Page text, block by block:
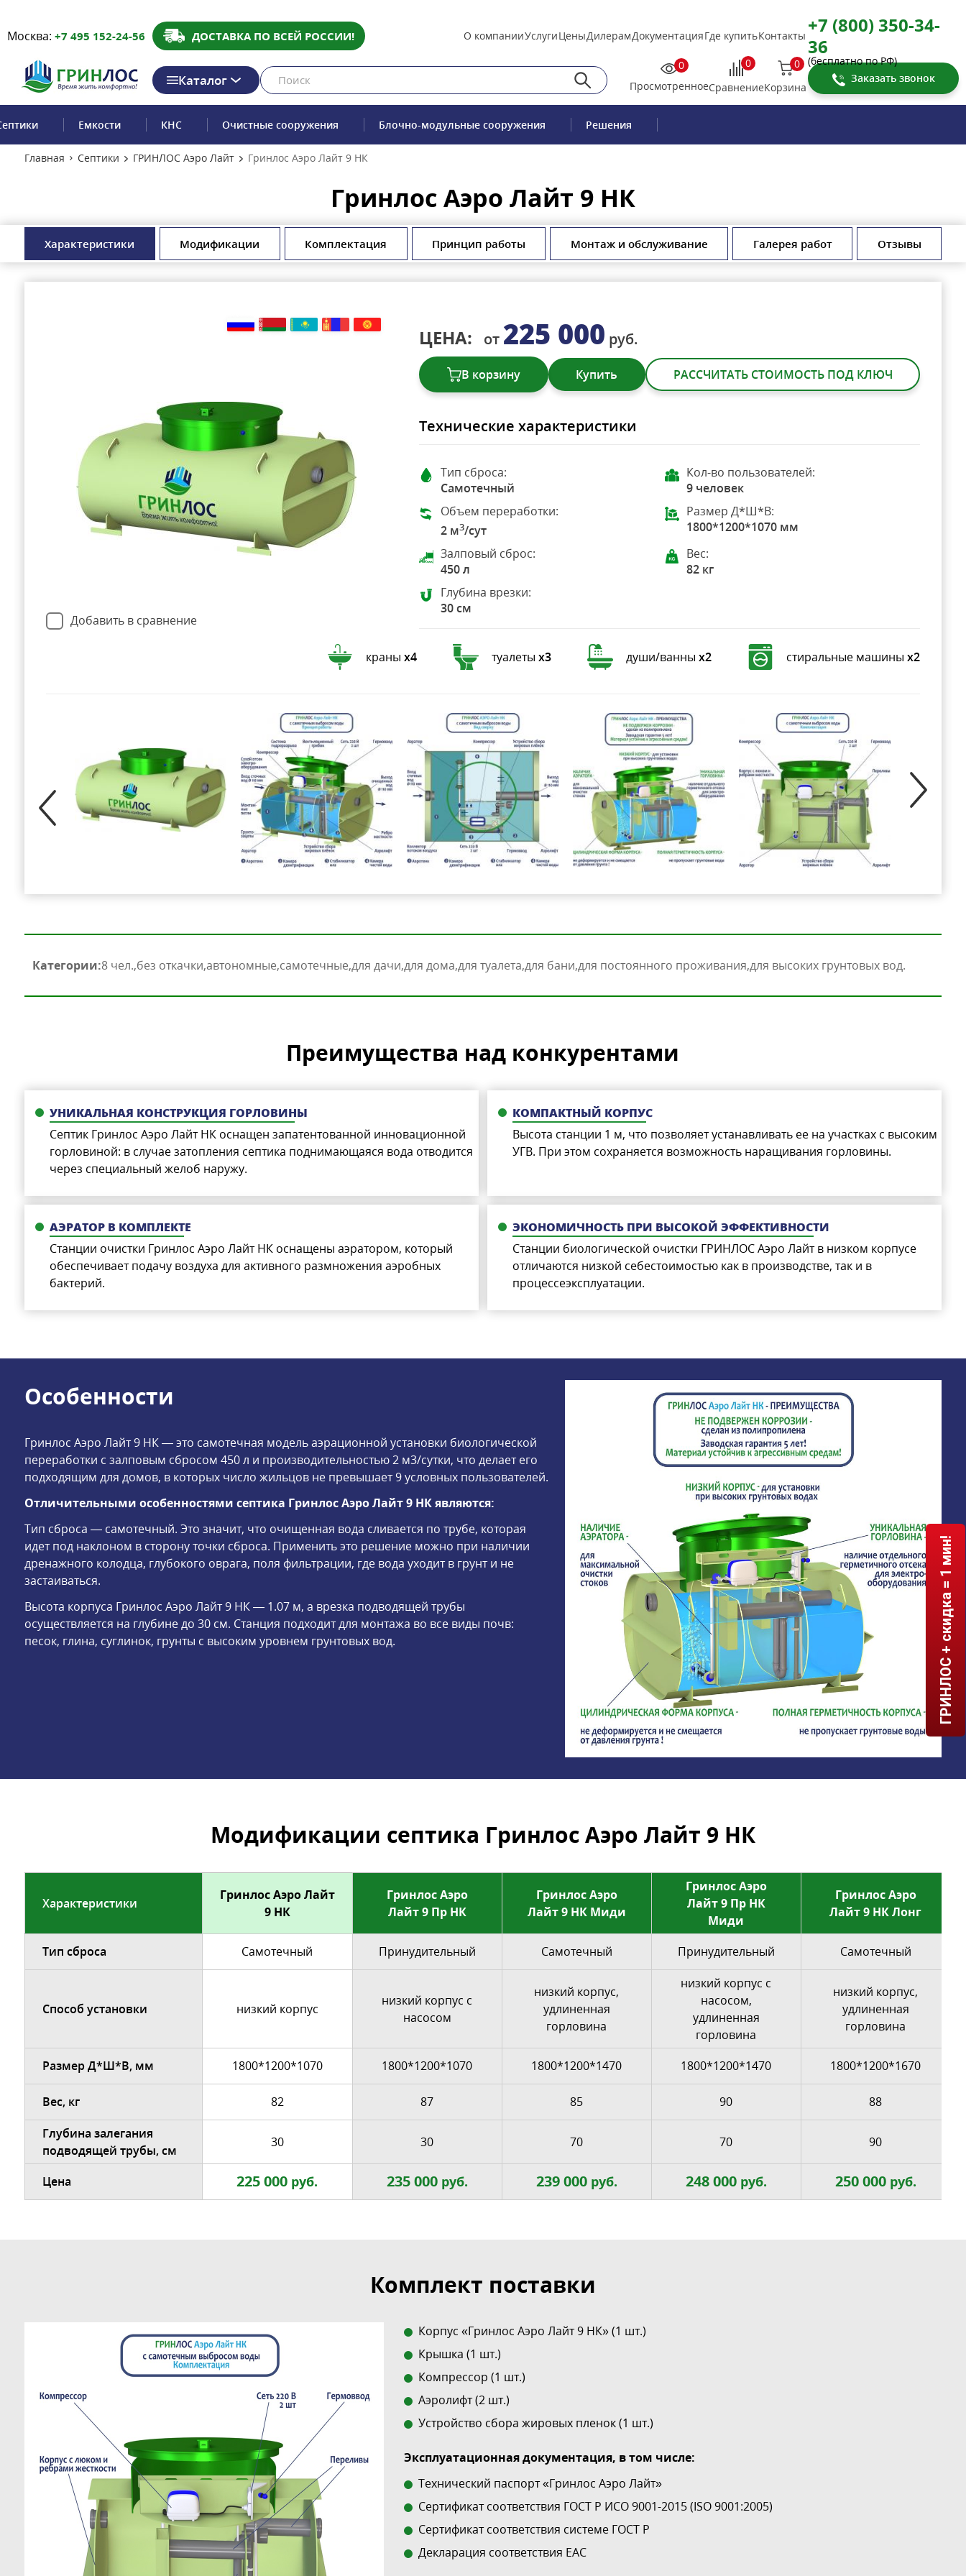
Москва: +7 495 152-24-56 ДОСТАВКА ПО ВСЕЙ РОССИИ! О компанииУслугиЦеныДилерамДокументацияГде купитьКонтакты +7 (800) 350-34-
36
(бесплатно по РФ)
Каталог
0
Просмотренное
0
Сравнение
0
Корзина
Заказать звонок
Емкости КНС Очистные сооружения Блочно-модульные сооружения Решения
Главная Септики ГРИНЛОС Аэро Лайт Гринлос Аэро Лайт 9 НК
Гринлос Аэро Лайт 9 НК
Характеристики Модификации Комплектация Принцип работы Монтаж и обслуживание Галерея работ Отзывы
Добавить в сравнение
ЦЕНА: от 225 000 руб.
В корзину Купить РАССЧИТАТЬ СТОИМОСТЬ ПОД КЛЮЧ
Технические характеристики
Тип сброса:
Самотечный
Кол-во пользователей:
9 человек
Объем переработки:
2 м3/сут
Размер Д*Ш*В:
1800*1200*1070 мм
Залповый сброс:
450 л
Вес:
82 кг
Глубина врезки:
30 см
краных4 туалетых3 души/ванных2 стиральные машиных2
Категории:8 чел. без откачки автономные самотечные для дачи для дома для туалета для бани для постоянного проживания для высоких грунтовых вод
Преимущества над конкурентами
УНИКАЛЬНАЯ КОНСТРУКЦИЯ ГОРЛОВИНЫ
Септик Гринлос Аэро Лайт НК оснащен запатентованной инновационной
горловиной: в случае затопления септика поднимающаяся вода отводится
через специальный желоб наружу.
КОМПАКТНЫЙ КОРПУС
Высота станции 1 м, что позволяет устанавливать ее на участках с высоким
УГВ. При этом сохраняется возможность наращивания горловины.
АЭРАТОР В КОМПЛЕКТЕ
Cтанции очистки Гринлос Аэро Лайт НК оснащены аэратором, который
обеспечивает подачу воздуха для активного размножения аэробных
бактерий.
ЭКОНОМИЧНОСТЬ ПРИ ВЫСОКОЙ ЭФФЕКТИВНОСТИ
Станции биологической очистки ГРИНЛОС Аэро Лайт в низком корпусе
отличаются низкой себестоимостью как в производстве, так и в
процессеэксплуатации.
Особенности
Гринлос Аэро Лайт 9 НК — это самотечная модель аэрационной установки биологической
переработки с залповым сбросом 450 л и производительностью 2 м3/сутки, что делает его
подходящим для домов, в которых число жильцов не превышает 9 условных пользователей.
Отличительными особенностями септика Гринлос Аэро Лайт 9 НК являются:
Тип сброса — самотечный. Это значит, что очищенная вода сливается по трубе, которая
идет под наклоном в сторону точки сброса. Применить это решение можно при наличии
дренажного колодца, глубокого оврага, поля фильтрации, где вода уходит в грунт и не
застаиваться.
Высота корпуса Гринлос Аэро Лайт 9 НК — 1.07 м, а врезка подводящей трубы
осуществляется на глубине до 30 см. Станция подходит для монтажа во все виды почв:
песок, глина, суглинок, грунты с высоким уровнем грунтовых вод.
Модификации септика Гринлос Аэро Лайт 9 НК
Характеристики
Гринлос Аэро Лайт
9 НК
Гринлос Аэро
Лайт 9 Пр НК
Гринлос Аэро
Лайт 9 НК Миди
Гринлос Аэро
Лайт 9 Пр НК
Миди
Гринлос Аэро
Лайт 9 НК Лонг
Тип сброса Самотечный Принудительный Самотечный Принудительный Самотечный
Способ установки низкий корпус
низкий корпус с
насосом
низкий корпус,
удлиненная
горловина
низкий корпус с
насосом,
удлиненная
горловина
низкий корпус,
удлиненная
горловина
Размер Д*Ш*В, мм 1800*1200*1070 1800*1200*1070 1800*1200*1470 1800*1200*1470 1800*1200*1670
Вес, кг 82 87 85 90
88
Глубина залегания
подводящей трубы, см
30 30 70 70 90
Цена 225 000 руб. 235 000руб. 239 000руб. 248 000руб. 250 000руб.
Комплект поставки
Корпус «Гринлос Аэро Лайт 9 НК» (1 шт.)
Крышка (1 шт.)
Компрессор (1 шт.)
Аэролифт (2 шт.)
Устройство сбора жировых пленок (1 шт.)
Эксплуатационная документация, в том числе:
Технический паспорт «Гринлос Аэро Лайт»
Сертификат соответствия ГОСТ Р ИСО 9001-2015 (ISO 9001:2005)
Сертификат соответствия системе ГОСТ Р
Декларация соответствия EAC
ГРИНЛОС + скидка = 1 мин!